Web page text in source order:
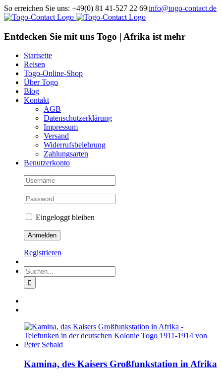
Skip
to
So erreichen Sie uns: +49(0) 81 41-527 22 69|info@togo-contact.de
Facebook
Instagram
Pinterest
X
Rss
E-
Entdecken Sie mit uns Togo | Afrika ist mehr
Startseite
Reisen
Togo-Online-Shop
Über Togo
Blog
Kontakt
AGB
Datenschutzerklärung
Impressum
Versand
Widerrufsbelehrung
Zahlungsarten
Benutzerkonto
Eingeloggt bleiben
Registrieren
Suche
nach:
Kamina, des Kaisers Großfunkstation in Afrika